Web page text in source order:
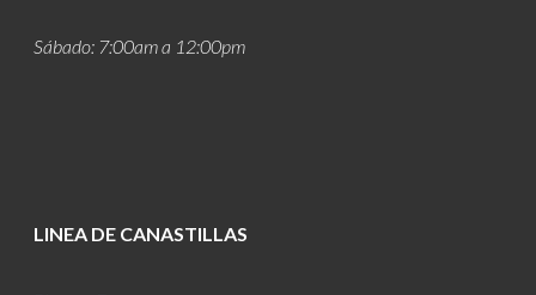
Sábado: 7:00am a 12:00pm
LINEA DE CANASTILLAS